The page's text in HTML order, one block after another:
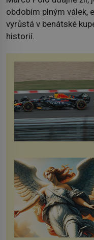
obdobím plným válek,
vyrůstá v benátské
historií.